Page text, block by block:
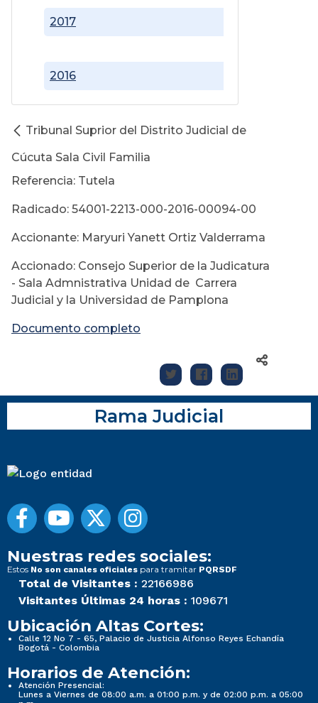
2016
2017
Tribunal Suprior del Distrito Judicial de
Cúcuta Sala Civil Familia
Referencia: Tutela
Radicado: 54001-2213-000-2016-00094-00
Accionante: Maryuri Yanett Ortiz Valderrama
Accionado: Consejo Superior de la Judicatura
- Sala Admnistrativa Unidad de Carrera
Judicial y la Universidad de Pamplona
Documento completo
Rama Judicial
Nuestras redes sociales:
Estos No son canales oficiales para tramitar PQRSDF
Total de Visitantes : 22166986
Visitantes Últimas 24 horas : 109671
Ubicación Altas Cortes:
Calle 12 No 7 - 65, Palacio de Justicia Alfonso Reyes Echandía
Bogotá - Colombia
Horarios de Atención:
Atención Presencial:
Lunes a Viernes de 08:00 a.m. a 01:00 p.m. y de 02:00 p.m. a 05:00